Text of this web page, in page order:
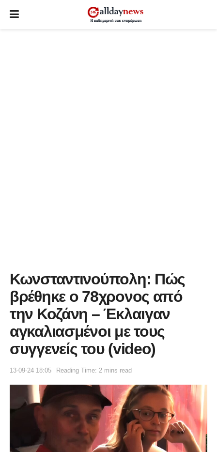
Κωνσταντινούπολη: Πώς
βρέθηκε ο 78χρονος από
την Κοζάνη – Έκλαιγαν
αγκαλιασμένοι με τους
συγγενείς του (video)
13-09-24 18:05 Reading Time: 2 mins read